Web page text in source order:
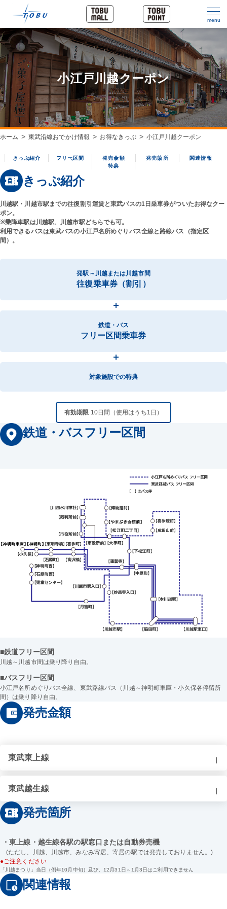
menu
小江戸川越クーポン
ホーム 東武沿線おでかけ情報 お得なきっぷ 小江戸川越クーポン
きっぷ紹介 フリー区間 発売金額 発売箇所
関連情報
特典
きっぷ紹介
川越駅・川越市駅までの往復割引運賃と東武バスの1日乗車券がついたお得なクー
ポン。
※乗降車駅は川越駅、川越市駅どちらでも可。
利用できるバスは東武バスの小江戸名所めぐりバス全線と路線バス（指定区
間）。
発駅～川越または川越市間
往復乗車券（割引）
鉄道・バス
フリー区間乗車券
対象施設での特典
有効期限 10日間（使用はうち1日）
鉄道・バスフリー区間
■鉄道フリー区間
川越～川越市間は乗り降り自由。
■バスフリー区間
小江戸名所めぐりバス全線、東武路線バス（川越～神明町車庫・小久保各停留所
間）は乗り降り自由。
発売金額
東武東上線
東武越生線
発売箇所
・東上線・越生線各駅の駅窓口または自動券売機
(ただし、川越、川越市、みなみ寄居、寄居の駅では発売しておりません。)
●ご注意ください
「川越まつり」当日（例年10月中旬）及び、12月31日～1月3日はご利用できません
関連情報